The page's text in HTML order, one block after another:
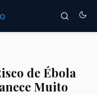
de Ébola
Muito